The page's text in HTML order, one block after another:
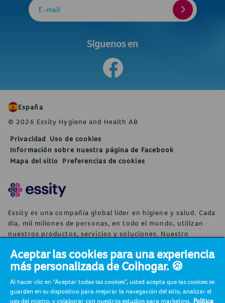
E-mail
Síguenos en
España
© 2026 Essity Hygiene and Health AB
Privacidad Uso de cookies
Información sobre nuestra página de Facebook
Mapa del sitio Preferencias de cookies
Essity es una compañía global líder en higiene y salud. Cada
día, mil millones de personas, en todo el mundo, utilizan
nuestros productos, servicios y soluciones. Nuestro
de consumidores, pacientes, cuidadores, clientes y la
sociedad en general. Vendemos en aproximadamente 150
países bajo las principales marcas globales TENA y Tork, así
como otras marcas como Actimove, Cutimed, JOBST, Knix,
Leukoplast, Libero, Libresse, Lotus, Modibodi, Nosotras,
Aceptar las cookies para una experiencia
más personalizada de Colhogar. 🍪
Al hacer clic en “Aceptar todas las cookies”, usted acepta que las cookies se
guarden en su dispositivo para mejorar la navegación del sitio, analizar el
uso del mismo, y colaborar con nuestros estudios para marketing. Política